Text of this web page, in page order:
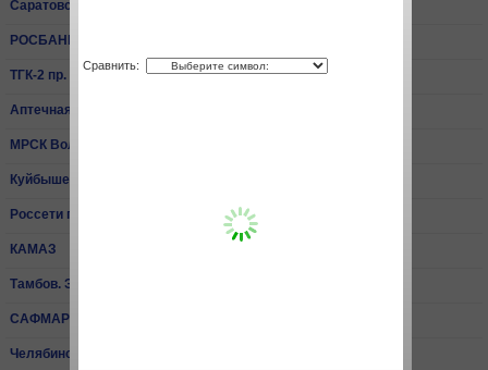
Саратовский НПЗ пр.
РОСБАНК
ТГК-2 пр. +0.59%
Аптечная сеть 36,6
МРСК Волги
КуйбышевАзот
Россети пр. -1.06%
КАМАЗ
Тамбов. ЭнСбыт
Челябинский МК
Сравнить: